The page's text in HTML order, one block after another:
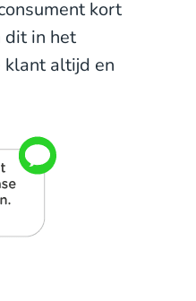
kort
dit in het
altijd en